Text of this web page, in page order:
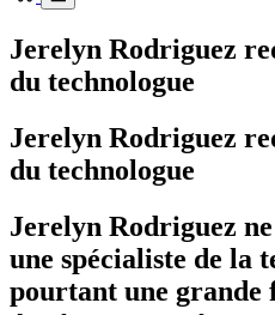
Jerelyn Rodriguez
du technologue
Jerelyn Rodriguez
du technologue
Jerelyn Rodriguez
une spécialiste de la
pourtant une grande